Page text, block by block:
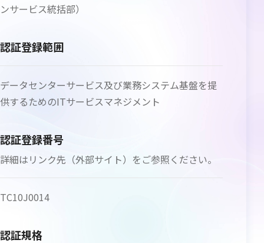
ンサービス統括部）
認証登録範囲
データセンターサービス及び業務システム基盤を提
供するためのITサービスマネジメント
認証登録番号
詳細はリンク先（外部サイト）をご参照ください。
TC10J0014
認証規格